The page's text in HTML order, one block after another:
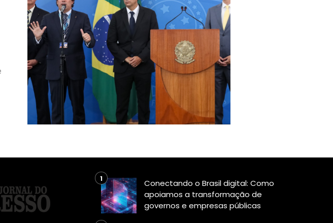
Conectando o Brasil digital: Como
apoiamos a transformação de
governos e empresas públicas